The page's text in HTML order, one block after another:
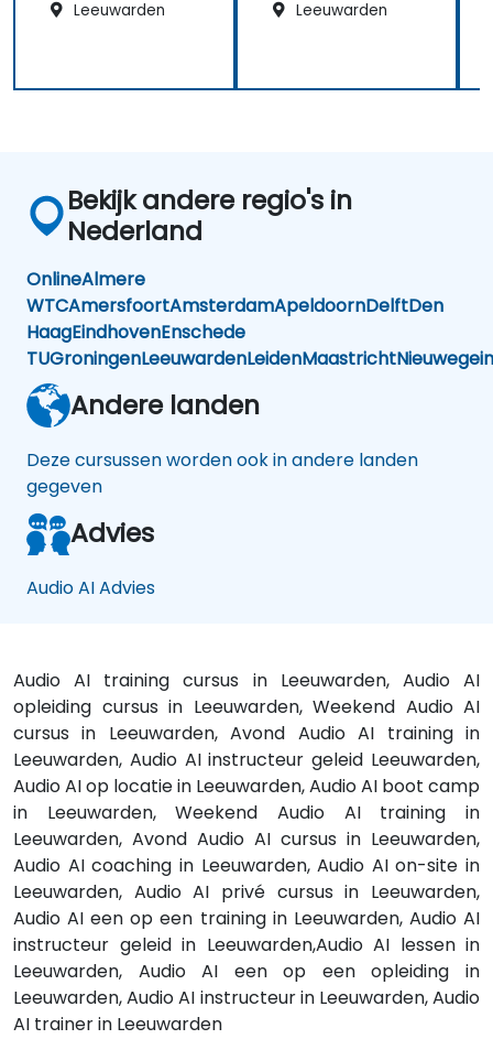
Leeuwarden Leeuwarden
Bekijk andere regio's in
Nederland
OnlineAlmere
WTCAmersfoortAmsterdamApeldoornDelftDen
HaagEindhovenEnschede
TUGroningenLeeuwardenLeidenMaastrichtNieuwegein
Andere landen
Deze cursussen worden ook in andere landen
gegeven
Advies
Audio AI Advies
Audio AI training cursus in Leeuwarden, Audio AI
opleiding cursus in Leeuwarden, Weekend Audio AI
cursus in Leeuwarden, Avond Audio AI training in
Leeuwarden, Audio AI instructeur geleid Leeuwarden,
Audio AI op locatie in Leeuwarden, Audio AI boot camp
in Leeuwarden, Weekend Audio AI training in
Leeuwarden, Avond Audio AI cursus in Leeuwarden,
Audio AI coaching in Leeuwarden, Audio AI on-site in
Leeuwarden, Audio AI privé cursus in Leeuwarden,
Audio AI een op een training in Leeuwarden, Audio AI
instructeur geleid in Leeuwarden,Audio AI lessen in
Leeuwarden, Audio AI een op een opleiding in
Leeuwarden, Audio AI instructeur in Leeuwarden, Audio
AI trainer in Leeuwarden